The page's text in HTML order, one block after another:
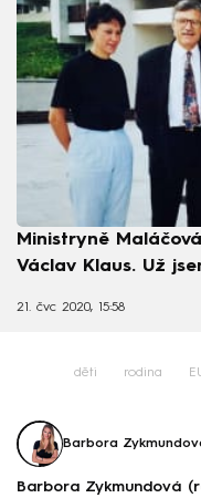
Ministryně
Václav Klaus. Už
21. čvc 2020, 15:58
děti rodina
Barbora
Barbora Zykmundová